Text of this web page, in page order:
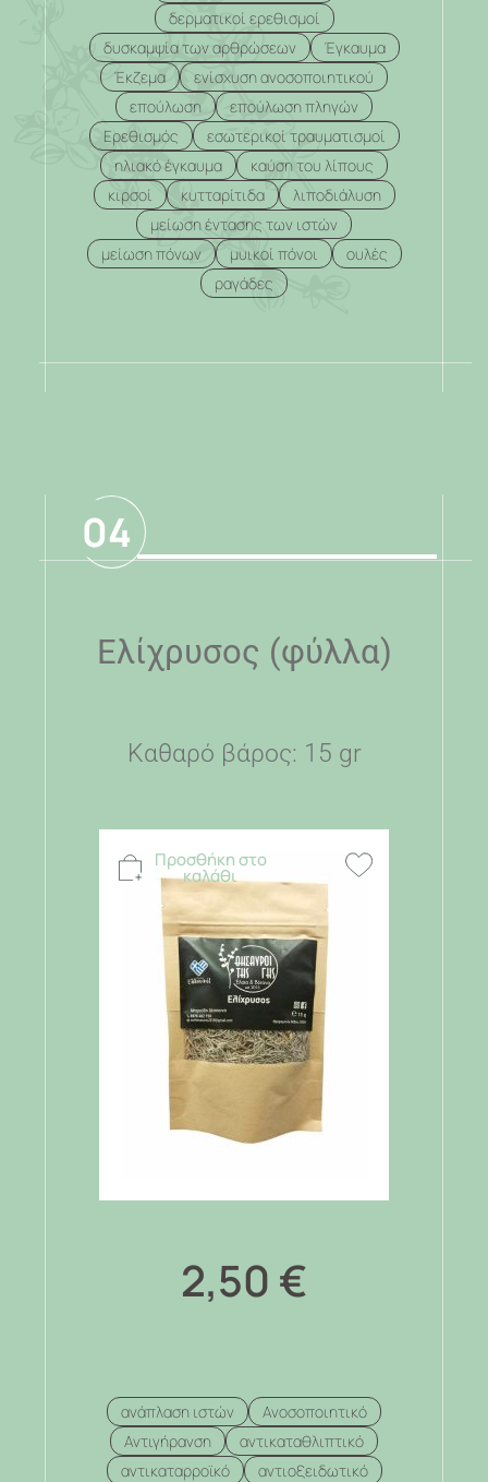
δερματικοί ερεθισμοί
δυσκαμψία των αρθρώσεων
Έγκαυμα
Έκζεμα
ενίσχυση ανοσοποιητικού
επούλωση
επούλωση πληγών
Ερεθισμός
εσωτερικοί τραυματισμοί
ηλιακό έγκαυμα
καύση του λίπους
κιρσοί
κυτταρίτιδα
λιποδιάλυση
μείωση έντασης των ιστών
μείωση πόνων
μυικοί πόνοι
ουλές
ραγάδες
.
04
Ελίχρυσος (φύλλα)
Καθαρό βάρος: 15 gr
Προσθήκη στο
καλάθι
2,50 €
ανάπλαση ιστών
Ανοσοποιητικό
Αντιγήρανση
αντικαταθλιπτικό
αντικαταρροϊκό
αντιοξειδωτικό